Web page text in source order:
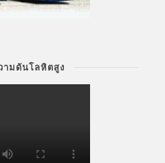
ามดันโลหิตสูง